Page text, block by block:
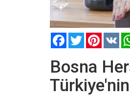
FacebookTwitterPinterest
VK
Bosna